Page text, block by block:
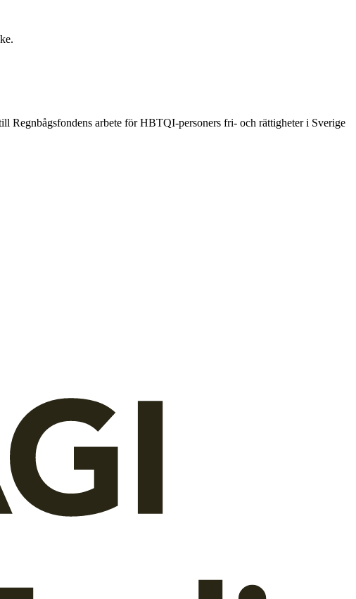
Regnbågsfondens arbete för HBTQI-personers fri- och rättigheter i Sverige